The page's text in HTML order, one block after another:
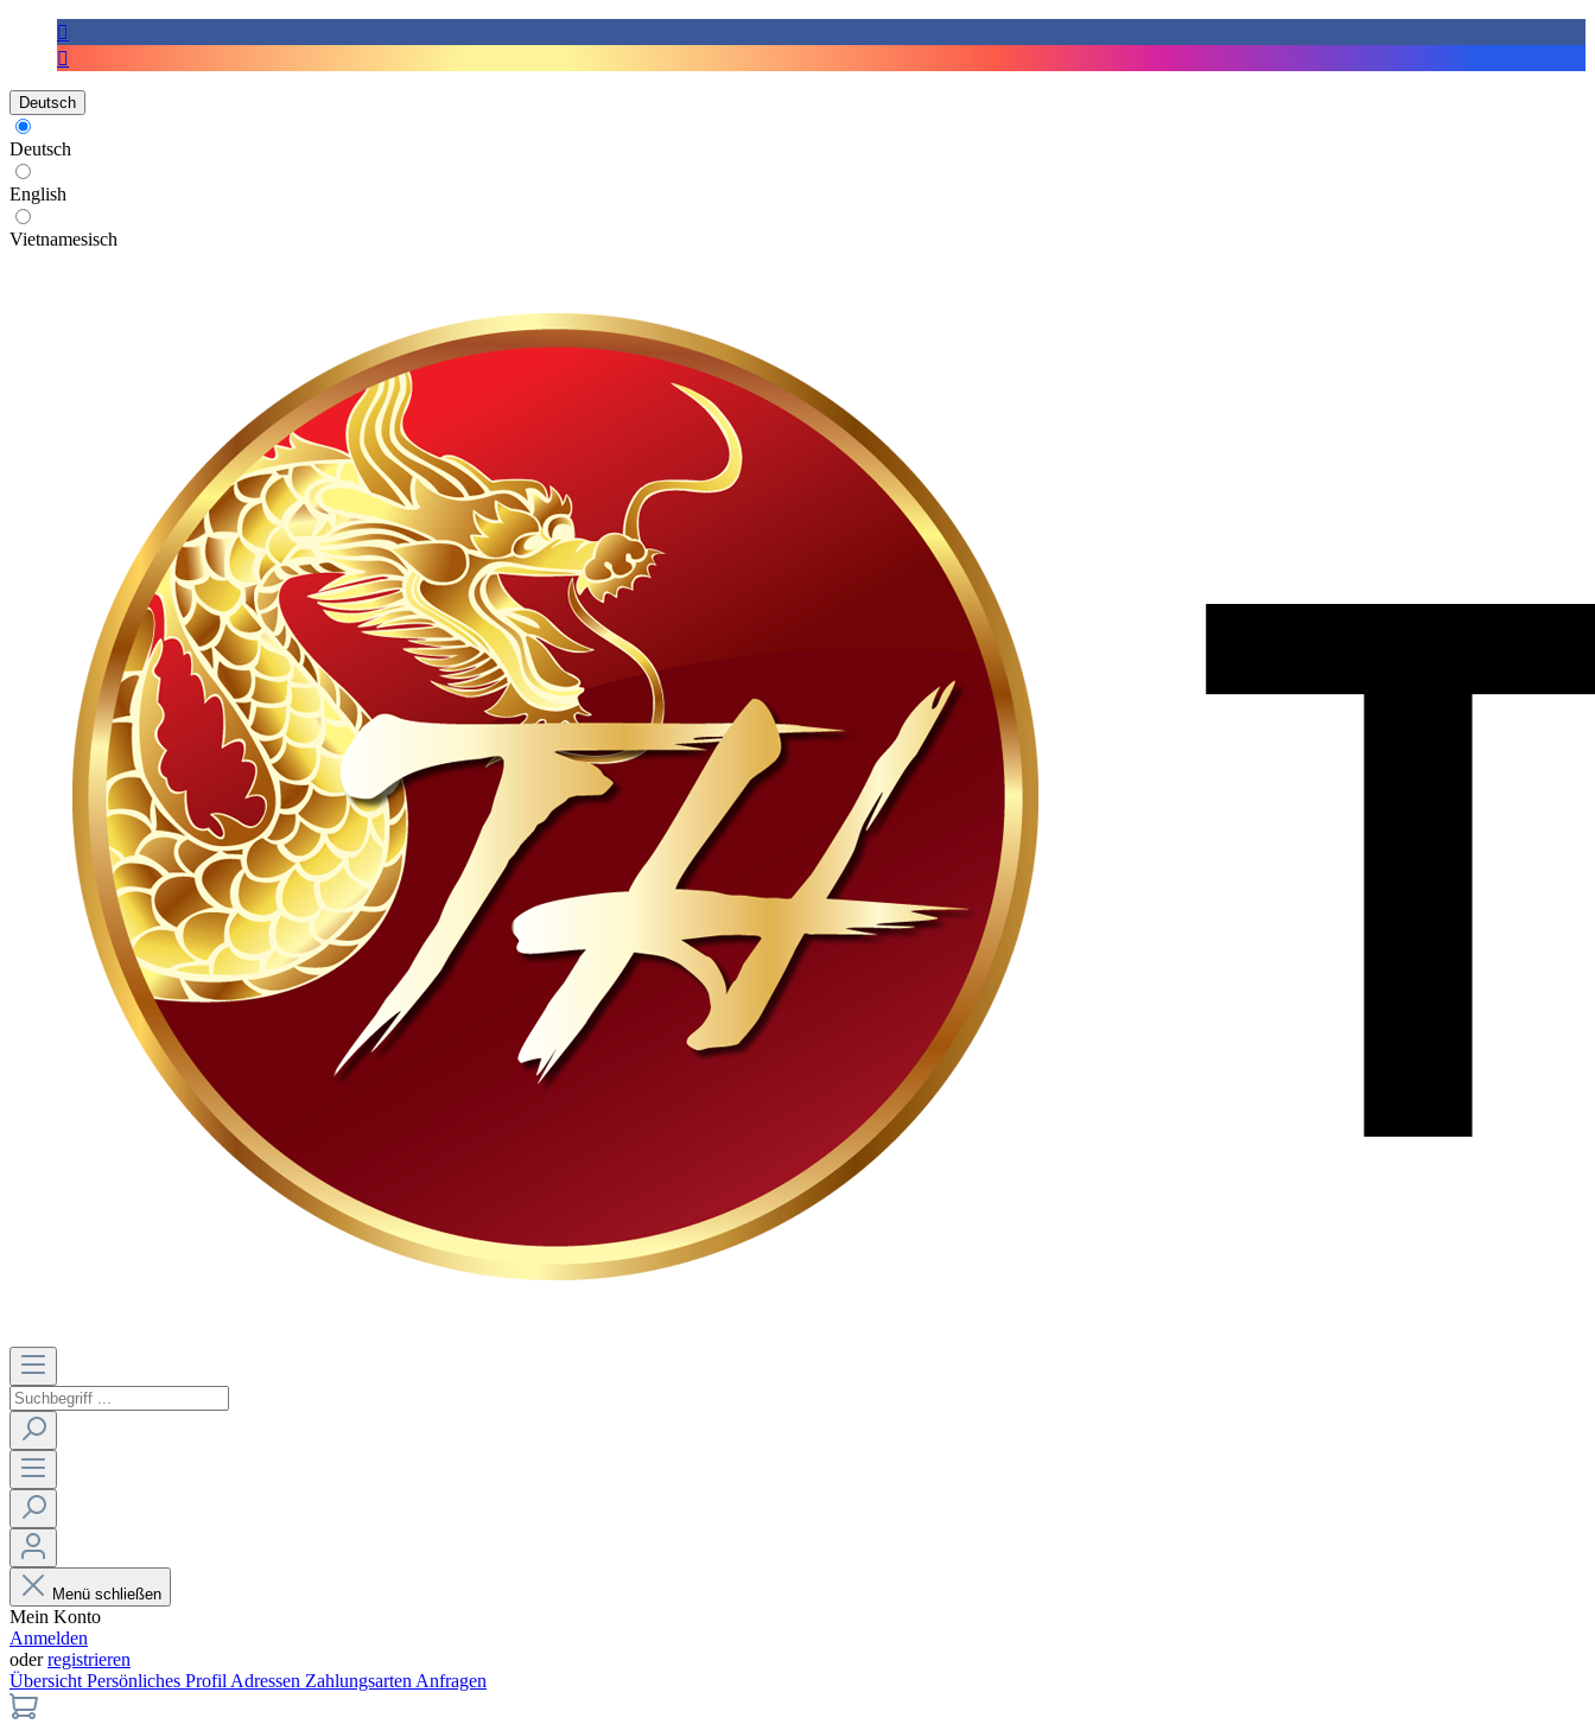
Deutsch
Deutsch
English
Vietnamesisch
Menü schließen
Mein Konto
Anmelden
oderregistrieren
Übersicht Persönliches Profil Adressen Zahlungsarten Anfragen